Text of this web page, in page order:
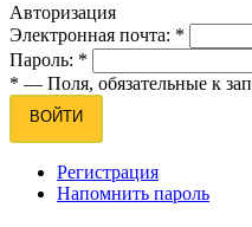
Авторизация
Электронная почта: *
Пароль: *
* — Поля, обязательные к
ВОЙТИ
Регистрация
Напомнить пароль